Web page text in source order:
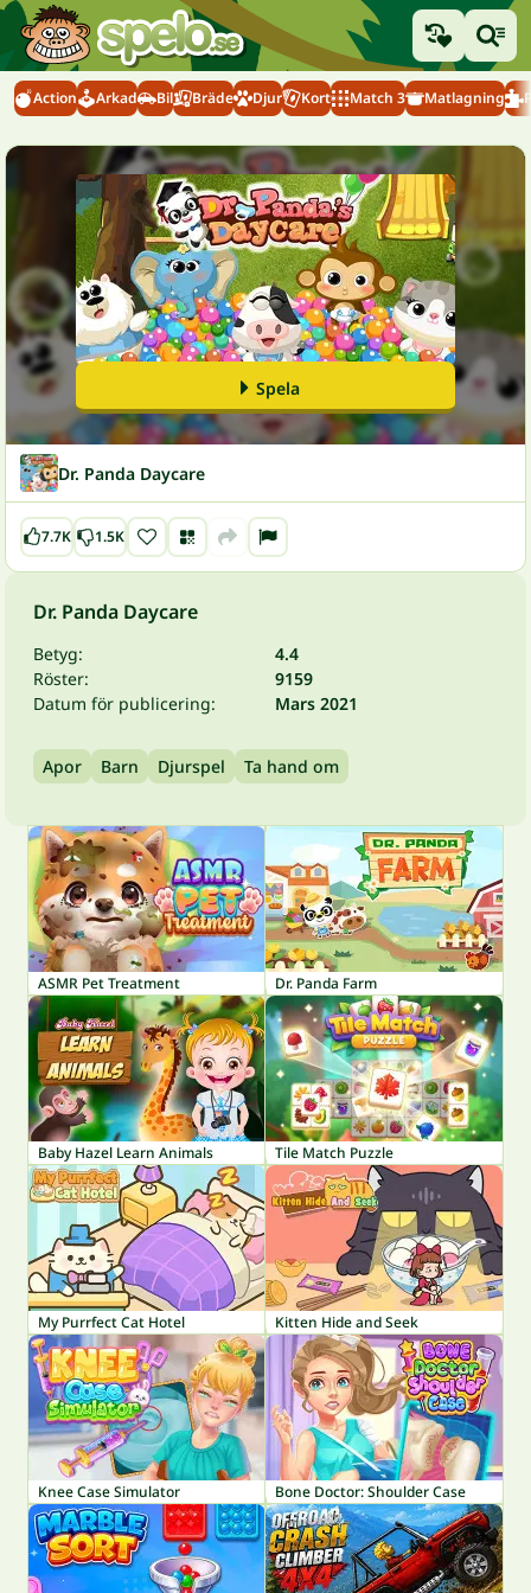
Action Arkad Bil Bräde Djur Kort Match 3 Matlagning
Spela
Dr. Panda Daycare
7.7K 1.5K
Dr. Panda Daycare
Betyg:
4.4
Röster:
9159
Datum för publicering:
Mars 2021
Apor Barn Djurspel Ta hand om
ASMR Pet Treatment Dr. Panda Farm
Baby Hazel Learn Animals Tile Match Puzzle
My Purrfect Cat Hotel Kitten Hide and Seek
Knee Case Simulator Bone Doctor: Shoulder Case